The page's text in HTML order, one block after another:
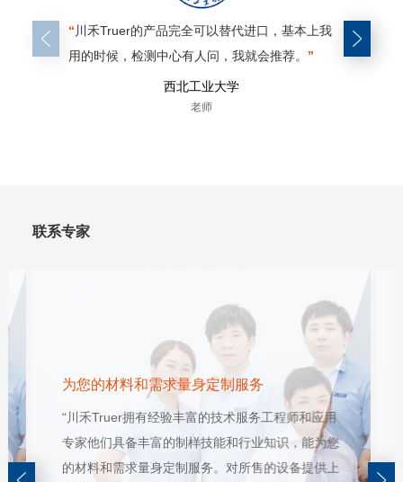
“ 川禾Truer的产品完全可以替代进口，基本上我
用的时候，检测中心有人问，我就会推荐。 ”
西北工业大学
老师
“对比我
的制样效
联系专家
为您的材料和需求量身定制服务
“川禾Truer拥有经验丰富的技术服务工程师和应用
专家他们具备丰富的制样技能和行业知识，能为您
的材料和需求量身定制服务。对所售的设备提供上